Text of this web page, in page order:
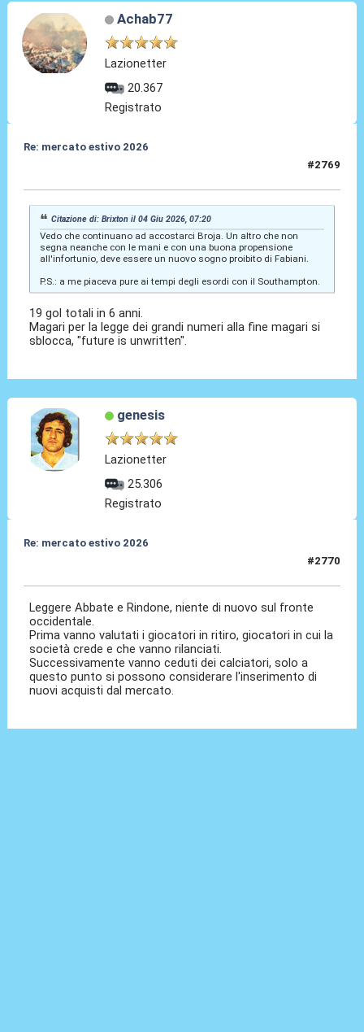
Achab77
Lazionetter
20.367
Registrato
Re: mercato estivo 2026
#2769
Citazione di: Brixton il 04 Giu 2026, 07:20
Vedo che continuano ad accostarci Broja. Un altro che non
segna neanche con le mani e con una buona propensione
all'infortunio, deve essere un nuovo sogno proibito di Fabiani.
P.S.: a me piaceva pure ai tempi degli esordi con il Southampton.
19 gol totali in 6 anni.
Magari per la legge dei grandi numeri alla fine magari si
sblocca, "future is unwritten".
genesis
Lazionetter
25.306
Registrato
Re: mercato estivo 2026
#2770
Leggere Abbate e Rindone, niente di nuovo sul fronte
occidentale.
Prima vanno valutati i giocatori in ritiro, giocatori in cui la
società crede e che vanno rilanciati.
Successivamente vanno ceduti dei calciatori, solo a
questo punto si possono considerare l'inserimento di
nuovi acquisti dal mercato.